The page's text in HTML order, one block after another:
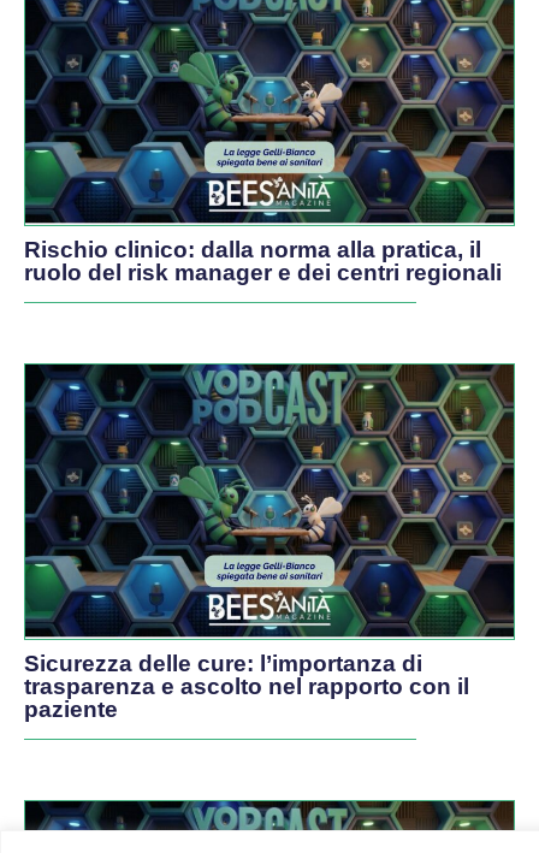
Rischio clinico: dalla norma alla pratica, il
ruolo del risk manager e dei centri regionali
Sicurezza delle cure: l’importanza di
trasparenza e ascolto nel rapporto con il
paziente